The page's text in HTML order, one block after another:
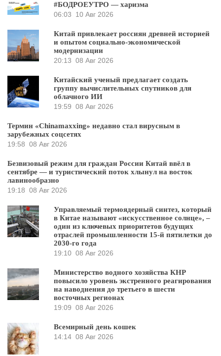
#БОДРОЕУТРО — харизма
06:03
10 Авг 2026
Китай привлекает россиян древней историей
и опытом социально-экономической
модернизации
20:13 08 Авг 2026
Китайский ученый предлагает создать
группу вычислительных спутников для
облачного ИИ
19:59 08 Авг 2026
Термин «Chinamaxxing» недавно стал вирусным в
зарубежных соцсетях
19:58 08 Авг 2026
Безвизовый режим для граждан России Китай ввёл в
сентябре — и туристический поток хлынул на восток
лавинообразно
19:18 08 Авг 2026
Управляемый термоядерный синтез, который
в Китае называют «искусственное солнце», –
один из ключевых приоритетов будущих
отраслей промышленности 15-й пятилетки до
2030-го года
19:10 08 Авг 2026
Министерство водного хозяйства КНР
повысило уровень экстренного реагирования
на наводнения до третьего в шести
восточных регионах
19:09 08 Авг 2026
Всемирный день кошек
14:14 08 Авг 2026